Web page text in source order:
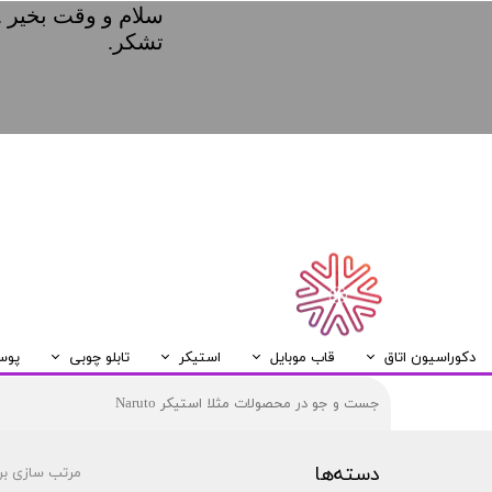
دکوراسیون اتاق قاب موبایل استیکر تابلو چوبی
سلام و وقت بخیر
تشکر.
دسته‌ها مرتب سازی